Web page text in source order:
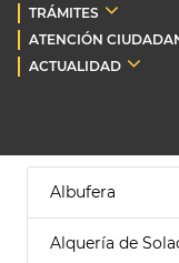
TRÁMITES
ATENCIÓN
ACTUALIDAD
Albufera
Alquería de